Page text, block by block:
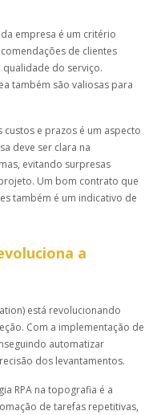
da empresa é um critério
de clientes
do serviço.
também são valiosas para
custos e prazos é um aspecto
deve ser clara na
evitando surpresas
Um bom contrato que
também é um indicativo de
a
está revolucionando
Com a implementação de
automatizar
dos levantamentos.
RPA na topografia é a
de tarefas repetitivas,